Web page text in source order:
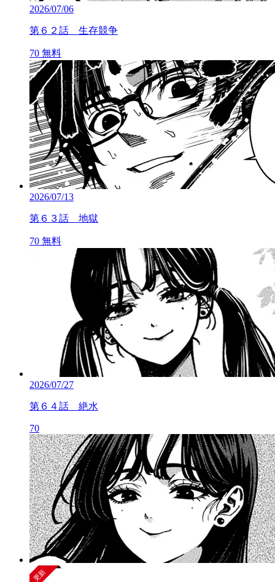
2026/07/06
第６２話 生存競争
70 無料
2026/07/13
第６３話 地獄
70 無料
2026/07/27
第６４話 絶水
70